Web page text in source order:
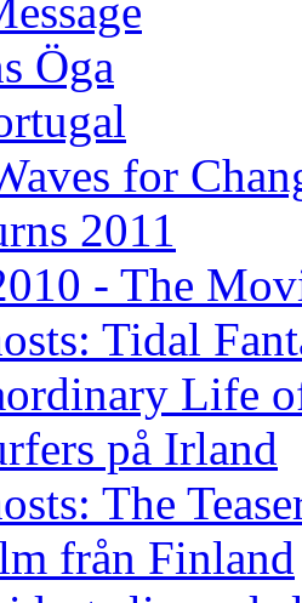
Öga
for
2011
- The
Tidal
Life
på Irland
The
från Finland